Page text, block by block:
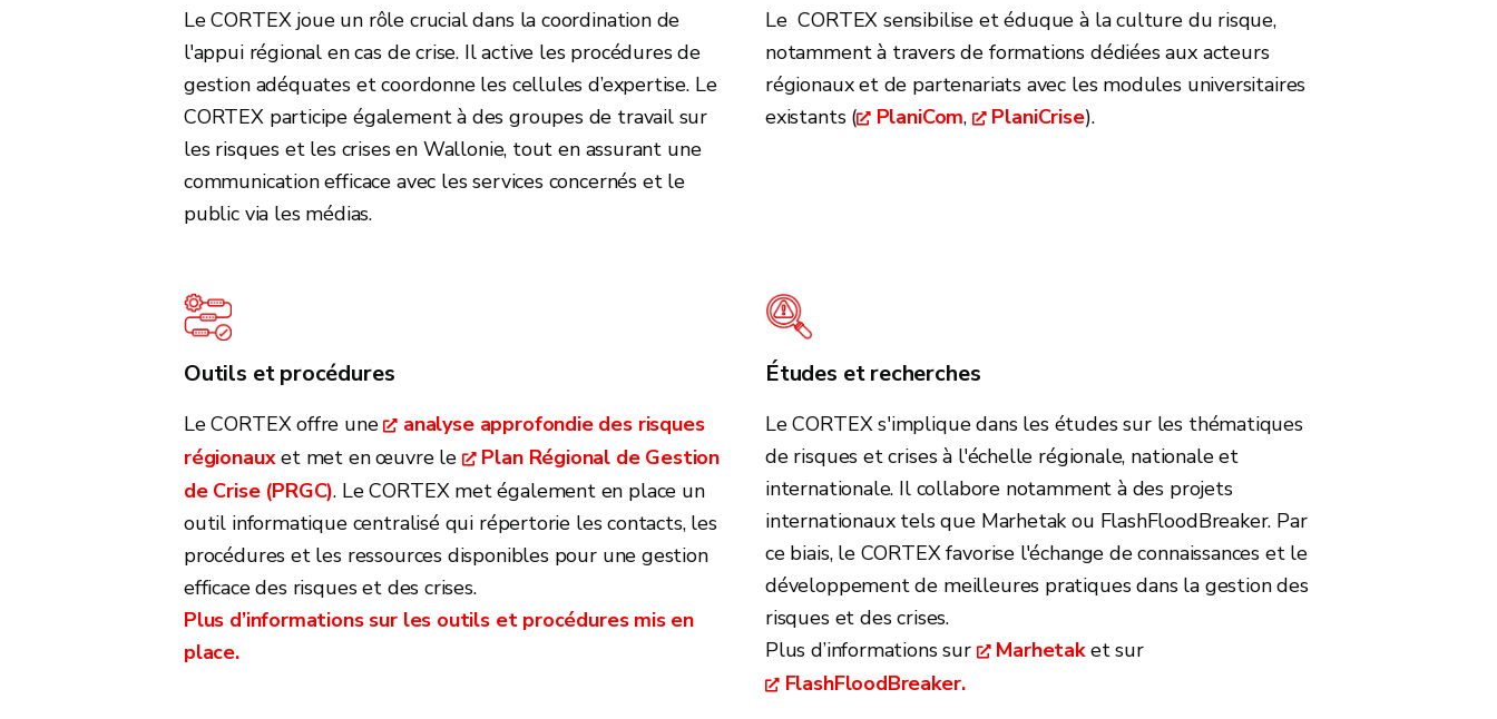
Le CORTEX joue un rôle crucial dans la coordination de
l'appui régional en cas de crise. Il active les procédures de
gestion adéquates et coordonne les cellules d’expertise. Le
CORTEX participe également à des groupes de travail sur
les risques et les crises en Wallonie, tout en assurant une
communication efficace avec les services concernés et le
public via les médias.
Le CORTEX sensibilise et éduque à la culture du risque,
notamment à travers de formations dédiées aux acteurs
régionaux et de partenariats avec les modules universitaires
existants (
PlaniCom, PlaniCrise).
Outils et procédures
Le CORTEX offre une
analyse approfondie des risques
régionauxet met en œuvre le
Plan Régional de Gestion
de Crise (PRGC). Le CORTEX met également en place un
outil informatique centralisé qui répertorie les contacts, les
procédures et les ressources disponibles pour une gestion
efficace des risques et des crises.
Plus d’informations sur les outils et procédures mis en
place.
Études et recherches
Le CORTEX s'implique dans les études sur les thématiques
de risques et crises à l'échelle régionale, nationale et
internationale. Il collabore notamment à des projets
internationaux tels que Marhetak ou FlashFloodBreaker. Par
ce biais, le CORTEX favorise l'échange de connaissances et le
développement de meilleures pratiques dans la gestion des
risques et des crises.
Plus d’informations sur
Marhetaket sur
FlashFloodBreaker.